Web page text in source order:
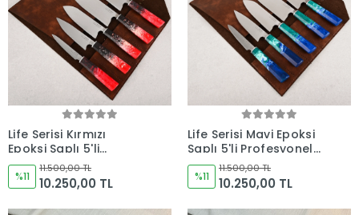
Life Serisi Kırmızı
Epoksi Saplı 5'li
Profesyonel Şef Bıçak
Seti Set 1 (Deri Rulo
Çantalı) - Kocakaya El
Yapımı Bıçaklar
%11
11.500,00 TL
10.250,00 TL
Life Serisi Mavi Epoksi
Saplı 5'li Profesyonel
Şef Bıçak Seti Set 1
(Deri Rulo Çantalı) -
Kocakaya El Yapımı
Bıçaklar
%11
11.500,00 TL
10.250,00 TL